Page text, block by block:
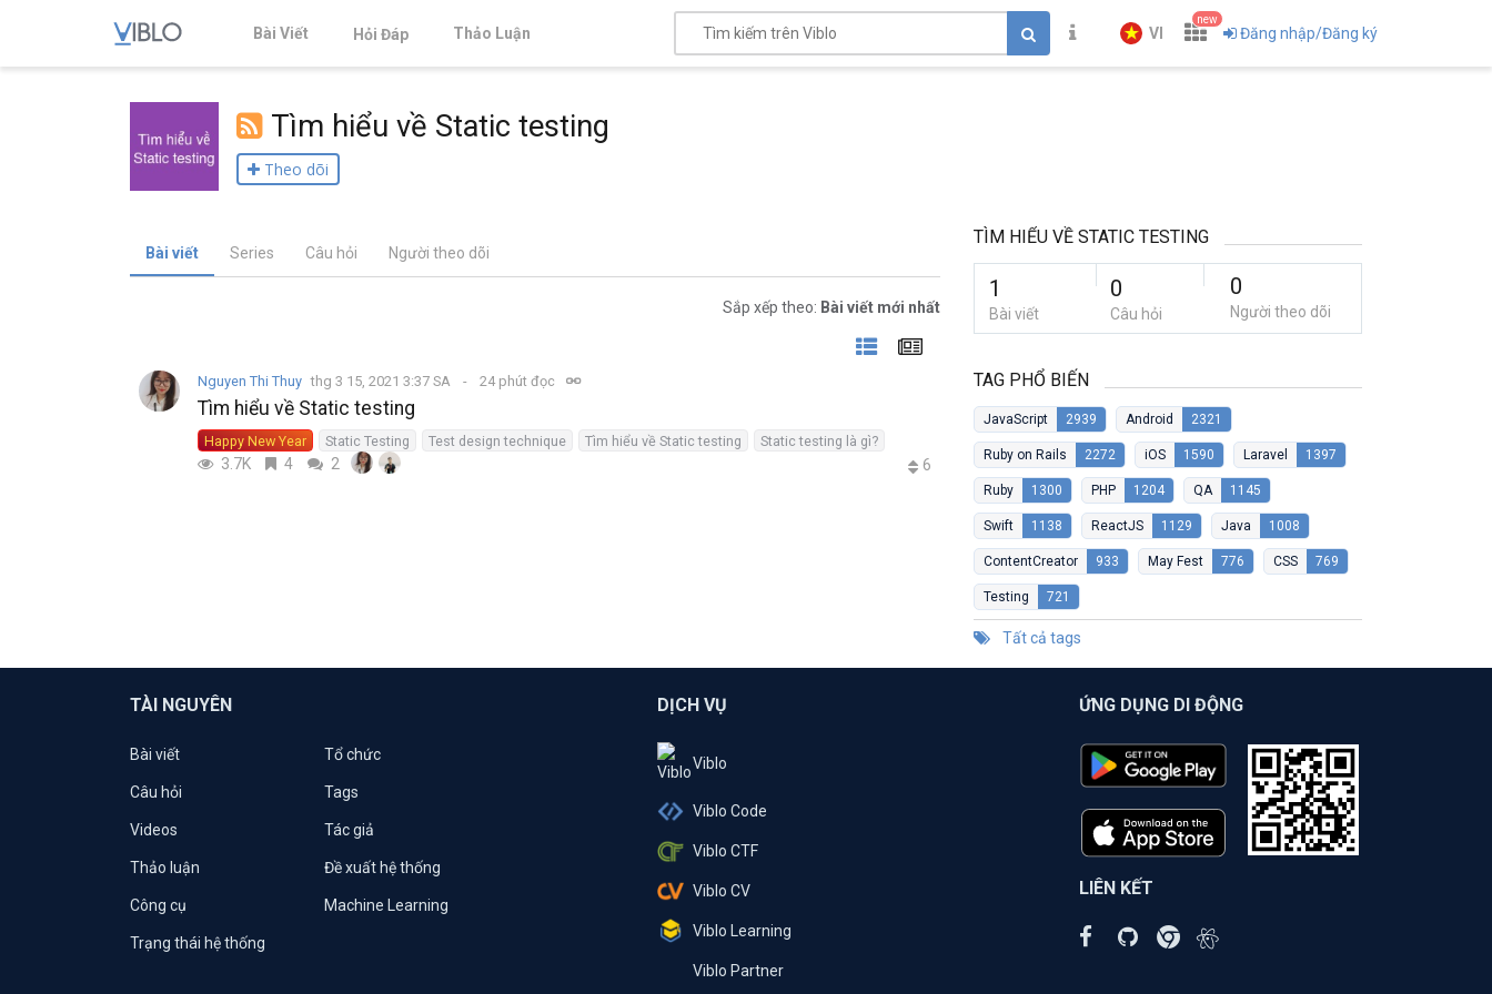
Bài Viết Hỏi Đáp Thảo Luận VI
new
Đăng nhập/Đăng ký
Tìm hiểu về Static testing
Theo dõi
Bài viết Series Câu hỏi Người theo dõi
Sắp xếp theo: Bài viết mới nhất
Nguyen Thi Thuy thg 3 15, 2021 3:37 SA 24 phút đọc
Tìm hiểu về Static testing
Happy New Year Static Testing Test design technique Tìm hiểu về Static testing Static testing là gì?
3.7K 4 2 6
TÌM HIỂU VỀ STATIC TESTING
1
Bài viết
0
Câu hỏi
0
Người theo dõi
TAG PHỔ BIẾN
JavaScript 2939 Android 2321
Ruby on Rails 2272 iOS 1590 Laravel 1397
Ruby 1300 PHP 1204 QA 1145
Swift 1138 ReactJS 1129 Java 1008
ContentCreator 933 May Fest 776 CSS 769
Testing 721
Tất cả tags
TÀI NGUYÊN
Bài viết Tổ chức
Câu hỏi Tags
Videos Tác giả
Thảo luận Đề xuất hệ thống
Công cụ Machine Learning
Trạng thái hệ thống
DỊCH VỤ
Viblo
Viblo Code
Viblo CTF
Viblo CV
Viblo Learning
Viblo Partner
ỨNG DỤNG DI ĐỘNG
LIÊN KẾT